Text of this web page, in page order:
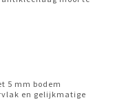
5 mm bodem
en gelijkmatige